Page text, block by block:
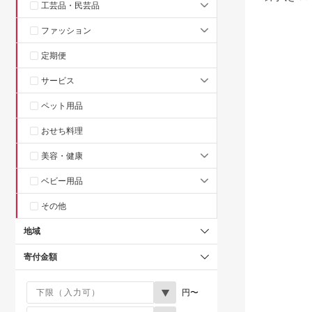
工芸品・民芸品
ファッション
定期便
サービス
ペット用品
おせち料理
美容・健康
ベビー用品
その他
地域
寄付金額
円〜